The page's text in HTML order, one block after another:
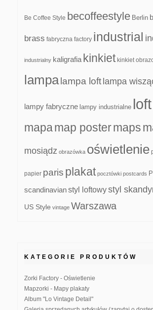
Be Coffee Style becoffeestyle Berlin
brass fabryczna factory industrial
industrialny kaligrafia kinkiet kinkiet
lampa lampa loft lampa
lampy fabryczne lampy industrialne loft
mapamap postermaps
mosiądz obrazówka oświetlenie
papier paris plakat pocztówki postcards
scandinavianstyl loftowystyl
US Style vintage Warszawa
KATEGORIE PRODUKTÓW
Zorki Factory - Oświetlenie
Mapzorki - Mapy plakaty
Album "Lo Vintage Detail"